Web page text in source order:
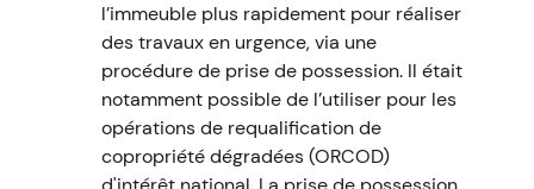
l’immeuble plus rapidement pour réaliser
des travaux en urgence, via une
procédure de prise de possession. Il était
notamment possible de l’utiliser pour les
opérations de requalification de
copropriété dégradées (ORCOD)